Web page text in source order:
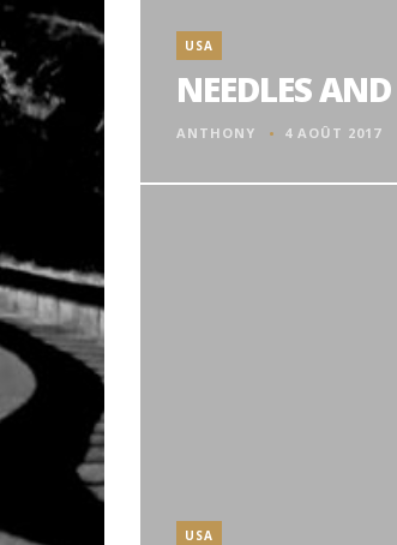
USA
NEEDLES
ANTHONY 4 AOÛT 2017
USA